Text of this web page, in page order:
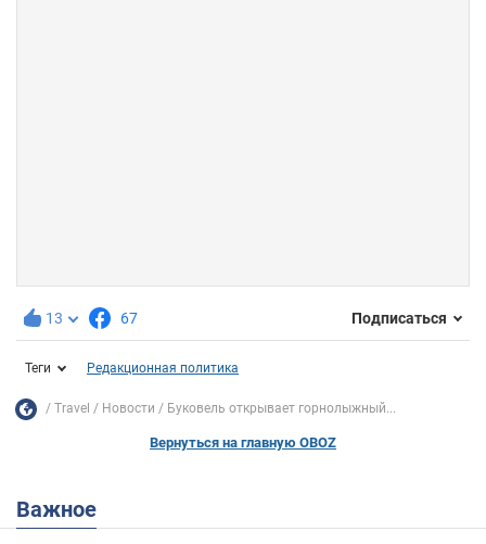
13 67 Подписаться
Теги Редакционная политика
Travel Новости Буковель открывает горнолыжный...
Вернуться на главную OBOZ
Важное